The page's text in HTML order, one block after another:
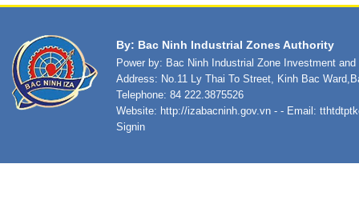
By: Bac Ninh Industrial Zones Authority
Power by: Bac Ninh Industrial Zone Investment
Address: No.11 Ly Thai To Street, Kinh Bac
Telephone: 84 222.3875526
Website: http://izabacninh.gov.vn - - Email:
Signin